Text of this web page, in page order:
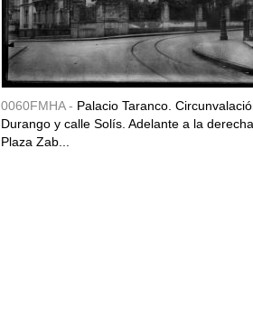
0060FMHA - Palacio Taranco.
Durango y calle Solís. Adelante a la
Plaza Zab...